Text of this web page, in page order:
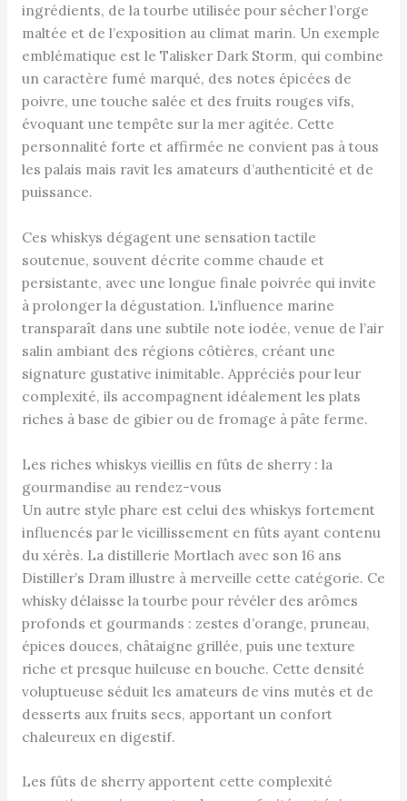
ingrédients, de la tourbe utilisée pour sécher l’orge
maltée et de l’exposition au climat marin. Un exemple
emblématique est le Talisker Dark Storm, qui combine
un caractère fumé marqué, des notes épicées de
poivre, une touche salée et des fruits rouges vifs,
évoquant une tempête sur la mer agitée. Cette
personnalité forte et affirmée ne convient pas à tous
les palais mais ravit les amateurs d’authenticité et de
puissance.
Ces whiskys dégagent une sensation tactile
soutenue, souvent décrite comme chaude et
persistante, avec une longue finale poivrée qui invite
à prolonger la dégustation. L’influence marine
transparaît dans une subtile note iodée, venue de l’air
salin ambiant des régions côtières, créant une
signature gustative inimitable. Appréciés pour leur
complexité, ils accompagnent idéalement les plats
riches à base de gibier ou de fromage à pâte ferme.
Les riches whiskys vieillis en fûts de sherry : la
gourmandise au rendez-vous
Un autre style phare est celui des whiskys fortement
influencés par le vieillissement en fûts ayant contenu
du xérès. La distillerie Mortlach avec son 16 ans
Distiller’s Dram illustre à merveille cette catégorie. Ce
whisky délaisse la tourbe pour révéler des arômes
profonds et gourmands : zestes d’orange, pruneau,
épices douces, châtaigne grillée, puis une texture
riche et presque huileuse en bouche. Cette densité
voluptueuse séduit les amateurs de vins mutés et de
desserts aux fruits secs, apportant un confort
chaleureux en digestif.
Les fûts de sherry apportent cette complexité